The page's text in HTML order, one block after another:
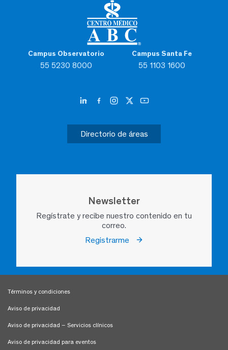
Campus Observatorio
55 5230 8000
Campus Santa Fe
55 1103 1600
Directorio de áreas
Newsletter
Regístrate y recibe nuestro contenido en tu
correo.
Registrarme
Términos y condiciones
Aviso de privacidad
Aviso de privacidad – Servicios clínicos
Aviso de privacidad para eventos